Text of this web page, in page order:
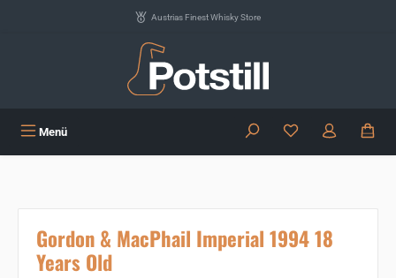
Austrias Finest Whisky Store
Menü Du hast 0
Gordon & MacPhail Imperial 1994 18
Years Old